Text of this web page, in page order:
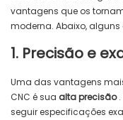
vantagens que os
moderna. Abaixo,
1. Precisão e
Uma das vantagens
CNC é sua alta precisão.
seguir especificações